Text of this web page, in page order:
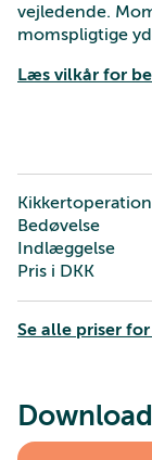
vejledende.
momspligtige
Læs vilkår for
Bedøvelse
Indlæggelse
Pris i DKK
Se alle priser